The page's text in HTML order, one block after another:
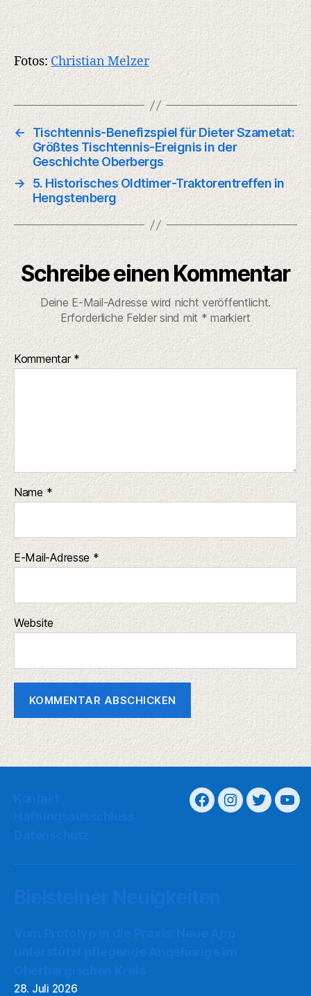
Fotos: Christian Melzer
←
Tischtennis-Benefizspiel für Dieter Szametat:
Größtes Tischtennis-Ereignis in der
Geschichte Oberbergs
→ 5. Historisches Oldtimer-Traktorentreffen in
Hengstenberg
Schreibe einen Kommentar
Deine E-Mail-Adresse wird nicht veröffentlicht.
Erforderliche Felder sind mit * markiert
Kommentar *
Name *
E-Mail-Adresse *
Website
28. Juli 2026